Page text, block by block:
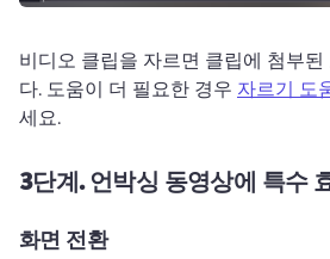
비디오 클립을 자르면 클립에 첨부
다. 도움이 더 필요한 경우 자르기 도
세요.
3단계.언박싱 동영상에 특수
화면 전환